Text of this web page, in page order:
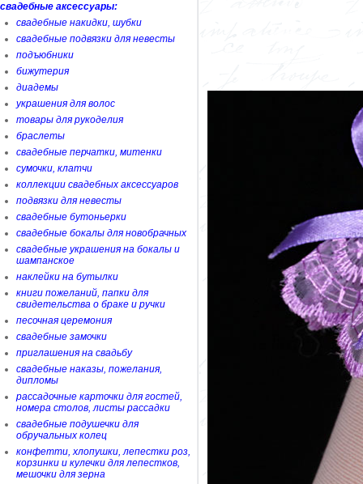
свадебные аксессуары:
свадебные накидки, шубки
свадебные подвязки для невесты
подъюбники
бижутерия
диадемы
украшения для волос
товары для рукоделия
браслеты
свадебные перчатки, митенки
сумочки, клатчи
коллекции свадебных аксессуаров
подвязки для невесты
свадебные бутоньерки
свадебные бокалы для новобрачных
свадебные украшения на бокалы и
шампанское
наклейки на бутылки
книги пожеланий, папки для
свидетельства о браке и ручки
песочная церемония
свадебные замочки
приглашения на свадьбу
свадебные наказы, пожелания,
дипломы
рассадочные карточки для гостей,
номера столов, листы рассадки
свадебные подушечки для
обручальных колец
конфетти, хлопушки, лепестки роз,
корзинки и кулечки для лепестков,
мешочки для зерна